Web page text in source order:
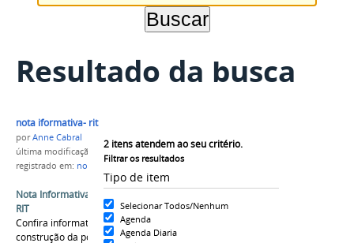
Resultado da busca
2 itens atendem ao seu critério.
Filtrar os resultados
Tipo de item
Selecionar Todos/Nenhum
Agenda
Agenda Diaria
nota iformativa- rit
porAnne Cabral
última modificação
em 14/09/2018 17h51
registrado em: notici nota informativa,RIT
Nota Informativa - Minuta de Portaria sobre o
RIT
Confira informativo sobre a minuta da
construção da portaria sobre o Relatório